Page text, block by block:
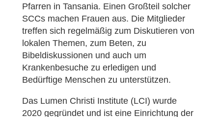
Pfarren in Tansania. Einen Großteil solcher
SCCs machen Frauen aus. Die Mitglieder
treffen sich regelmäßig zum Diskutieren von
lokalen Themen, zum Beten, zu
Bibeldiskussionen und auch um
Krankenbesuche zu erledigen und
Bedürftige Menschen zu unterstützen.
Das Lumen Christi Institute (LCI) wurde
2020 gegründet und ist eine Einrichtung der